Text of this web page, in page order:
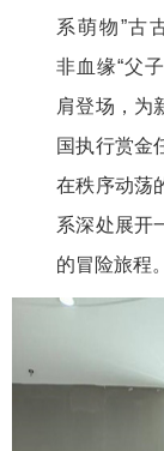
系萌物”古
非血缘“父
肩登场，为
国执行赏金
在秩序动荡
系深处展开
的冒险旅程。